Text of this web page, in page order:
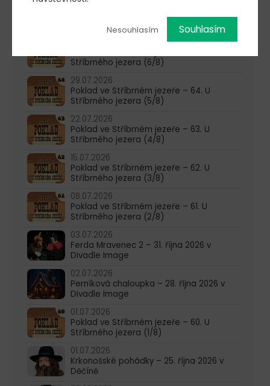
Stříbrného jezera (6/8)
29.07.2026
Poklad ve Stříbrném jezeře – 64. U
Stříbrného jezera (5/8)
22.07.2026
Poklad ve Stříbrném jezeře – 63. U
Stříbrného jezera (4/8)
15.07.2026
Poklad ve Stříbrném jezeře – 62. U
Stříbrného jezera (3/8)
08.07.2026
Poklad ve Stříbrném jezeře – 61. U
Stříbrného jezera (2/8)
03.07.2026
Ferda Mravenec 2 – 31. října 2026 v
Divadle Image
02.07.2026
Perníková chaloupka – 28. října 2026 v
Divadle Image
01.07.2026
Poklad ve Stříbrném jezeře – 60. U
Stříbrného jezera (1/8)
01.07.2026
Krkonošské pohádky – 25. října 2026 v
Děčíně
Nesouhlasím Souhlasím